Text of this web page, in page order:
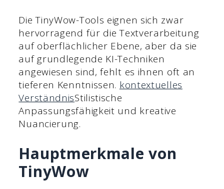
Die TinyWow-Tools eignen sich zwar
hervorragend für die Textverarbeitung
auf oberflächlicher Ebene, aber da sie
auf grundlegende KI-Techniken
angewiesen sind, fehlt es ihnen oft an
tieferen Kenntnissen. kontextuelles
VerständnisStilistische
Anpassungsfähigkeit und kreative
Nuancierung.
Hauptmerkmale von
TinyWow